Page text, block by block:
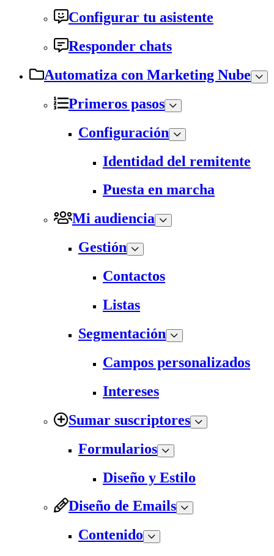
Configurar tu asistente
Responder chats
Automatiza con Marketing Nube
Primeros pasos
Configuración
Identidad del remitente
Puesta en marcha
Mi audiencia
Gestión
Contactos
Listas
Segmentación
Campos personalizados
Intereses
Sumar suscriptores
Formularios
Diseño y Estilo
Diseño de Emails
Contenido